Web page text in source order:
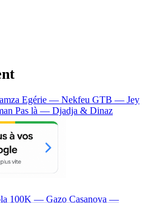
Egérie — Nekfeu GTB — Jey
Pas là — Djadja & Dinaz
100K — Gazo Casanova —